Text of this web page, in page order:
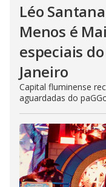
Léo
Menos é
especiais
Janeiro
Capital fluminense
aguardadas do